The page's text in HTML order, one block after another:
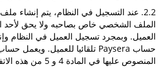
2.2. عند التسجيل في النظام، يتم إنشاء
الملف الشخصي خاص بصاحبه ولا يحق لأحد
العميل. وبمجرد تسجيل العميل في النظام
المنصوص عليها في المادة 4 و 5 من هذه الاتفاقية.